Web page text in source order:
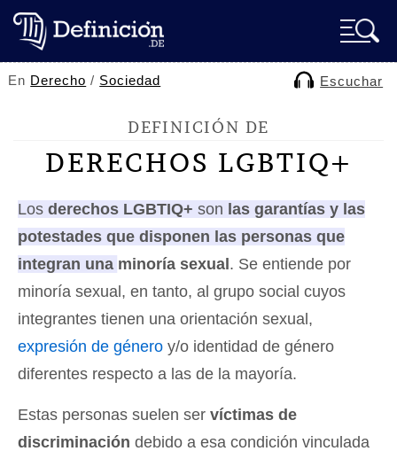
En Derecho / Sociedad Escuchar
DEFINICIÓN DE
DERECHOS LGBTIQ+
Los derechos LGBTIQ+ son las garantías y las
potestades que disponen las personas que
integran una minoría sexual . Se entiende por
minoría sexual, en tanto, al grupo social cuyos
integrantes tienen una orientación sexual,
expresión de género y/o identidad de género
diferentes respecto a las de la mayoría.
Estas personas suelen ser víctimas de
discriminación debido a esa condición vinculada